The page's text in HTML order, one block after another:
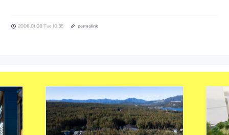
2008.01.08 Tue 10:35 permalink